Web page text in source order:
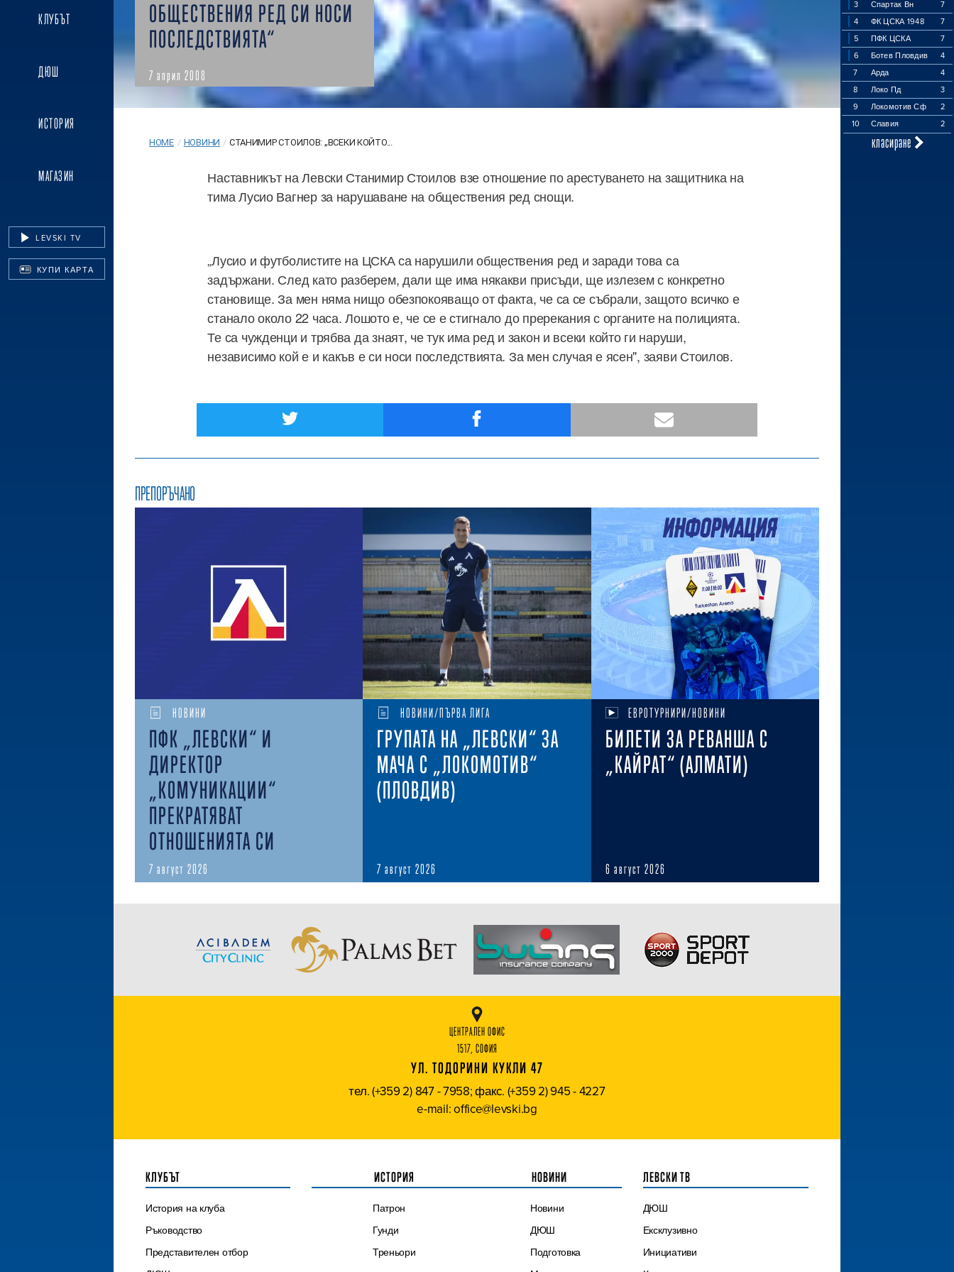
КЛУБЪТ
ДЮШ
ИСТОРИЯ
МАГАЗИН
LEVSKI TV
КУПИ КАРТА
3 Спартак Вн
7
4
ФК ЦСКА 1948
7
5
ПФК ЦСКА
7
6
Ботев Пловдив
4
7
Арда
4
8
Локо Пд
3
9
Локомотив Сф
2
10
Славия 2
класиране
ОБЩЕСТВЕНИЯ РЕД СИ НОСИ
ПОСЛЕДСТВИЯТА“
7 април 2008
HOME / НОВИНИ / СТАНИМИР СТОИЛОВ: „ВСЕКИ КОЙТО...
Наставникът на Левски Станимир Стоилов взе отношение по арестуването на защитника на
тима Лусио Вагнер за нарушаване на обществения ред снощи.
„Лусио и футболистите на ЦСКА са нарушили обществения ред и заради това са
задържани. След като разберем, дали ще има някакви присъди, ще излезем с конкретно
становище. За мен няма нищо обезпокояващо от факта, че са се събрали, защото всичко е
станало около 22 часа. Лошото е, че се е стигнало до пререкания с органите на полицията.
Те са чужденци и трябва да знаят, че тук има ред и закон и всеки който ги наруши,
независимо кой е и какъв е си носи последствията. За мен случая е ясен", заяви Стоилов.
ПРЕПОРЪЧАНО
НОВИНИ
ПФК „ЛЕВСКИ“ И
ДИРЕКТОР
„КОМУНИКАЦИИ“
ПРЕКРАТЯВАТ
ОТНОШЕНИЯТА СИ
7 август 2026
НОВИНИ/ПЪРВА ЛИГА
ГРУПАТА НА „ЛЕВСКИ“ ЗА
МАЧА С „ЛОКОМОТИВ“
(ПЛОВДИВ)
7 август 2026
ЕВРОТУРНИРИ/НОВИНИ
БИЛЕТИ ЗА РЕВАНША С
„КАЙРАТ“ (АЛМАТИ)
6 август 2026
ЦЕНТРАЛЕН ОФИС
1517, СОФИЯ
УЛ. ТОДОРИНИ КУКЛИ 47
тел. (+359 2) 847 - 7958; факс. (+359 2) 945 - 4227
e-mail: office@levski.bg
КЛУБЪТ
История на клуба
Ръководство
Представителен отбор
ИСТОРИЯ
Патрон
Гунди
Треньори
НОВИНИ
Новини
ДЮШ
Подготовка
ЛЕВСКИ ТВ
ДЮШ
Ексклузивно
Инициативи